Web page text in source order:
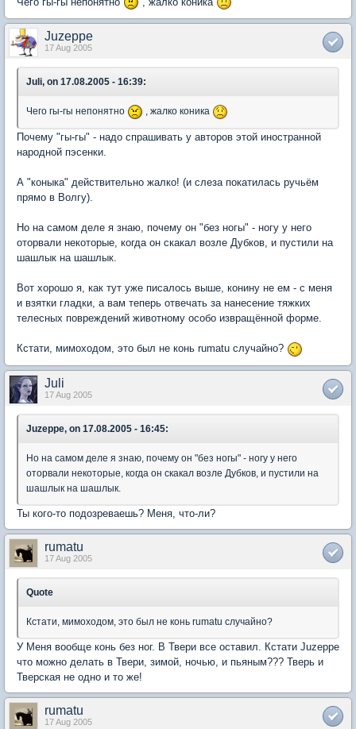
Juzeppe
17 Aug 2005
Juli, on 17.08.2005 - 16:39:
Чего гы-гы непонятно , жалко коника
Почему "гы-гы" - надо спрашивать у авторов этой иностранной
народной пэсенки.
А "коныка" действительно жалко! (и слеза покатилась ручьём
прямо в Волгу).
Но на самом деле я знаю, почему он "без ногы" - ногу у него
оторвали некоторые, когда он скакал возле Дубков, и пустили на
шашлык на шашлык.
Вот хорошо я, как тут уже писалось выше, конину не ем - с меня
и взятки гладки, а вам теперь отвечать за нанесение тяжких
телесных повреждений животному особо извращённой форме.
Кстати, мимоходом, это был не конь rumatu случайно?
Juli
17 Aug 2005
Juzeppe, on 17.08.2005 - 16:45:
Но на самом деле я знаю, почему он "без ногы" - ногу у него
оторвали некоторые, когда он скакал возле Дубков, и пустили на
шашлык на шашлык.
Ты кого-то подозреваешь? Меня, что-ли?
rumatu
17 Aug 2005
Quote
Кстати, мимоходом, это был не конь rumatu случайно?
У Меня вообще конь без ног. В Твери все оставил. Кстати Juzeppe
что можно делать в Твери, зимой, ночью, и пьяным??? Тверь и
Тверская не одно и то же!
rumatu
17 Aug 2005